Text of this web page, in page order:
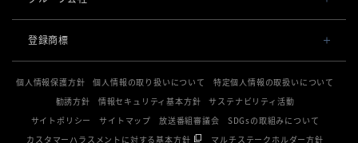
サスティナビリティ
採用情報
勤怠管理「USEN スタッフシフト」
USEN Order & Pay
USEN PAY ENTRY
USEN PAY QR
BellaBot Pro（配膳）
PUDU CC1（清掃）
USEN SMART RESERVE
ヒトサラ
SAVOR JAPAN
アプリンク
サロン向け予約システム
USEN MUSIC Entertainment
OTORAKU -音・楽-
通信
USEN AIR UNLIMITED
USEN AIR
電話
USEN & U-NEXT GROUP
株式会社 U-NEXT HOLDINGS
登録商標
登録第７０２６８８０号
登録第６６５８３１３号
登録第６６１８６０３号
登録第６３８６７４６号
個人情報保護方針 個人情報の取り扱いについて
特定個人情報の取扱いについて
勧誘方針
情報セキュリティ基本方針
サステナビリティ活動
サイトポリシー
サイトマップ 放送番組審議会
SDGsの取組みについて
カスタマーハラスメントに対する基本方針
マルチステークホルダー方針